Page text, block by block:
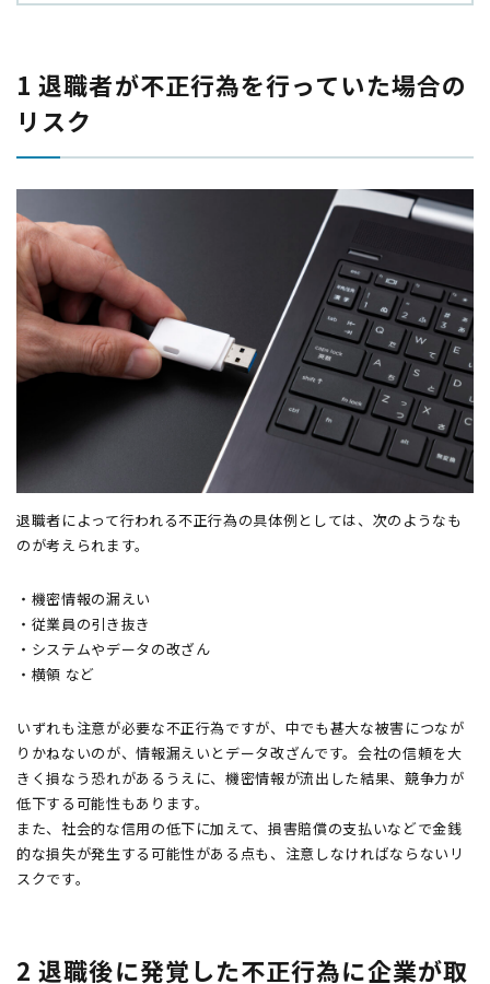
1 退職者が不正行為を行っていた場合の
リスク
退職者によって行われる不正行為の具体例としては、次のようなも
のが考えられます。
・機密情報の漏えい
・従業員の引き抜き
・システムやデータの改ざん
・横領 など
いずれも注意が必要な不正行為ですが、中でも甚大な被害につなが
りかねないのが、情報漏えいとデータ改ざんです。会社の信頼を大
きく損なう恐れがあるうえに、機密情報が流出した結果、競争力が
低下する可能性もあります。
また、社会的な信用の低下に加えて、損害賠償の支払いなどで金銭
的な損失が発生する可能性がある点も、注意しなければならないリ
スクです。
2 退職後に発覚した不正行為に企業が取